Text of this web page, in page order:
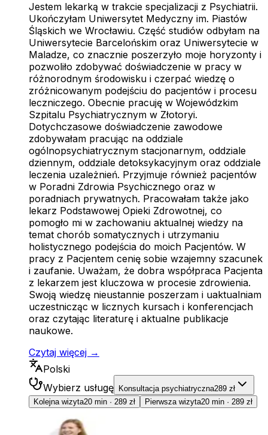
Jestem lekarką w trakcie specjalizacji z Psychiatrii.
Ukończyłam Uniwersytet Medyczny im. Piastów
Śląskich we Wrocławiu. Część studiów odbyłam na
Uniwersytecie Barcelońskim oraz Uniwersytecie w
Maladze, co znacznie poszerzyło moje horyzonty i
pozwoliło zdobywać doświadczenie w pracy w
różnorodnym środowisku i czerpać wiedzę o
zróżnicowanym podejściu do pacjentów i procesu
leczniczego. Obecnie pracuję w Wojewódzkim
Szpitalu Psychiatrycznym w Złotoryi.
Dotychczasowe doświadczenie zawodowe
zdobywałam pracując na oddziale
ogólnopsychiatrycznym stacjonarnym, oddziale
dziennym, oddziale detoksykacyjnym oraz oddziale
leczenia uzależnień. Przyjmuje również pacjentów
w Poradni Zdrowia Psychicznego oraz w
poradniach prywatnych. Pracowałam także jako
lekarz Podstawowej Opieki Zdrowotnej, co
pomogło mi w zachowaniu aktualnej wiedzy na
temat chorób somatycznych i utrzymaniu
holistycznego podejścia do moich Pacjentów. W
pracy z Pacjentem cenię sobie wzajemny szacunek
i zaufanie. Uważam, że dobra współpraca Pacjenta
z lekarzem jest kluczowa w procesie zdrowienia.
Swoją wiedzę nieustannie poszerzam i uaktualniam
uczestnicząc w licznych kursach i konferencjach
oraz czytając literaturę i aktualne publikacje
naukowe.
Czytaj więcej →
Polski
Wybierz usługę
Konsultacja psychiatryczna289 zł
Kolejna wizyta20 min · 289 zł Pierwsza wizyta20 min · 289 zł